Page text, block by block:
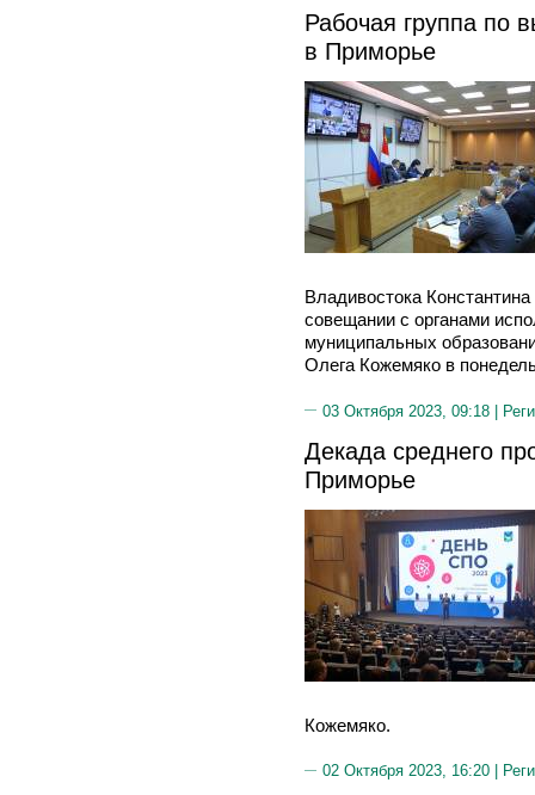
Рабочая группа по
в Приморье
Владивостока
совещании с органами
муниципальных
Олега Кожемяко в
03 Октября 2023, 09:18 |
Декада среднего
Приморье
Кожемяко.
02 Октября 2023, 16:20 |